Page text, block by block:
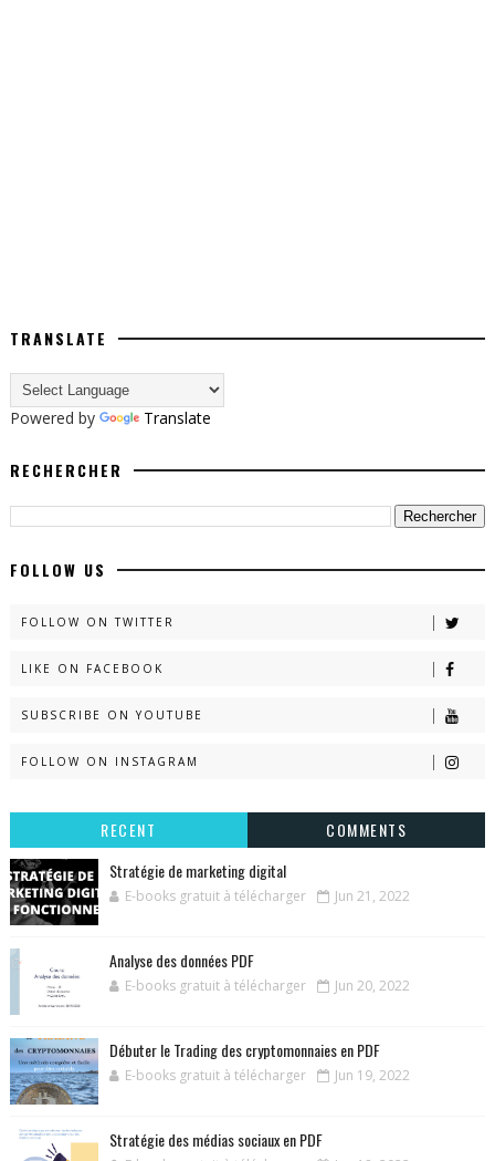
TRANSLATE
Powered by Translate
RECHERCHER
FOLLOW US
FOLLOW ON TWITTER
LIKE ON FACEBOOK
SUBSCRIBE ON YOUTUBE
FOLLOW ON INSTAGRAM
RECENT
COMMENTS
Stratégie de marketing digital
E-books gratuit à télécharger Jun 21, 2022
Analyse des données PDF
E-books gratuit à télécharger Jun 20, 2022
Débuter le Trading des cryptomonnaies en PDF
E-books gratuit à télécharger Jun 19, 2022
Stratégie des médias sociaux en PDF